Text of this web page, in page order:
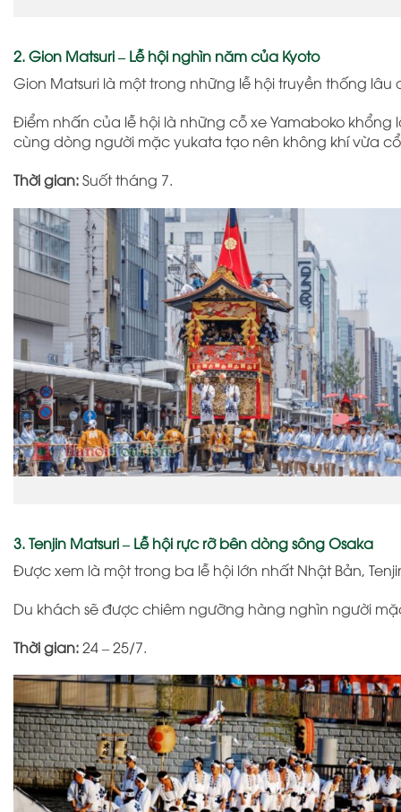
2. Gion Matsuri – Lễ hội nghìn năm của Kyoto
Gion Matsuri là một trong những lễ hội truyền thống
Điểm nhấn của lễ hội là những cỗ xe Yamaboko
cùng dòng người mặc yukata tạo nên không khí vừa
Thời gian:Suốt tháng 7.
3. Tenjin Matsuri – Lễ hội rực rỡ bên dòng sông Osaka
Được xem là một trong ba lễ hội lớn nhất Nhật Bản,
Du khách sẽ được chiêm ngưỡng hàng nghìn người
Thời gian:24 – 25/7.